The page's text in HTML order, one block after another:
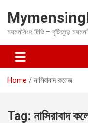
t
c
ময়মনসিংহ টিভি – দৃষ্টিজুড়ে
Home নাসিরাবাদ কলেজ
Tag: নাসিরাবাদ